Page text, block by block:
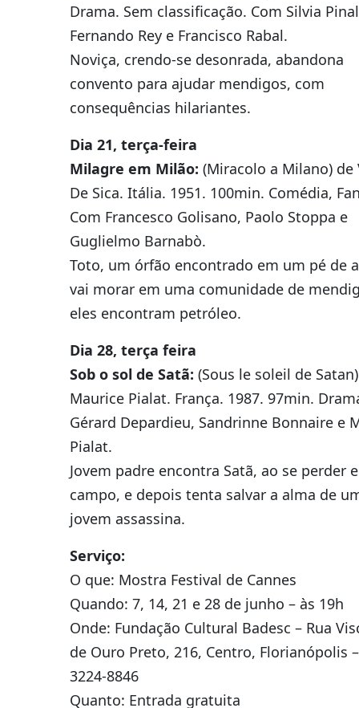
Drama. Sem classificação. Com Silvia
Fernando Rey e Francisco Rabal.
Noviça, crendo-se desonrada, abandona
convento para ajudar mendigos, com
consequências hilariantes.
Dia 21, terça-feira
Milagre em Milão: (Miracolo a Milano)
De Sica. Itália. 1951. 100min. Comédia,
Com Francesco Golisano, Paolo Stoppa e
Guglielmo Barnabò.
Toto, um órfão encontrado em um pé de
vai morar em uma comunidade de
eles encontram petróleo.
Dia 28, terça feira
Sob o sol de Satã: (Sous le soleil de
Maurice Pialat. França. 1987. 97min.
Gérard Depardieu, Sandrinne Bonnaire e
Pialat.
Jovem padre encontra Satã, ao se perder
campo, e depois tenta salvar a alma de
jovem assassina.
Serviço:
O que: Mostra Festival de Cannes
Quando: 7, 14, 21 e 28 de junho – às 19h
Onde: Fundação Cultural Badesc – Rua
de Ouro Preto, 216, Centro, Florianópolis
3224-8846
Quanto: Entrada gratuita